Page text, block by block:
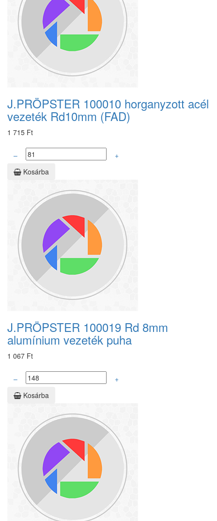
J.PRÖPSTER 100010 horganyzott acél
vezeték Rd10mm (FAD)
1 715 Ft
–
+
Kosárba
J.PRÖPSTER 100019 Rd 8mm
alumínium vezeték puha
1 067 Ft
–
+
Kosárba